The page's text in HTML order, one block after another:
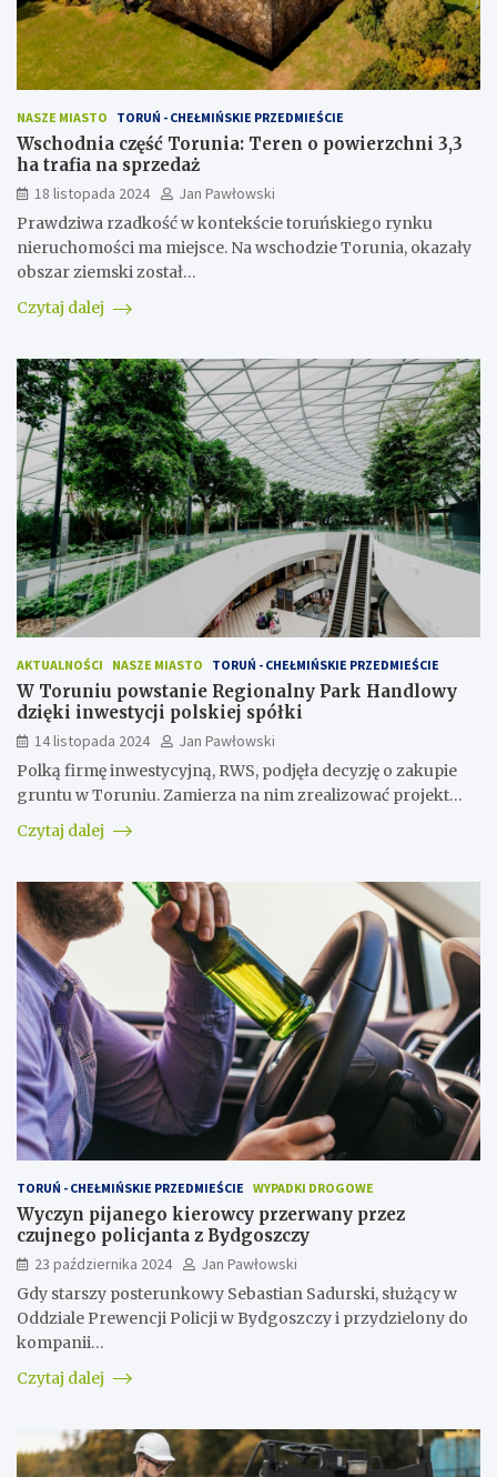
NASZE MIASTO TORUŃ - CHEŁMIŃSKIE PRZEDMIEŚCIE
Wschodnia część Torunia: Teren o powierzchni 3,3
ha trafia na sprzedaż
18 listopada 2024
Jan Pawłowski
Prawdziwa rzadkość w kontekście toruńskiego rynku
nieruchomości ma miejsce. Na wschodzie Torunia, okazały
obszar ziemski został…
Czytaj dalej
AKTUALNOŚCI NASZE MIASTO TORUŃ - CHEŁMIŃSKIE PRZEDMIEŚCIE
W Toruniu powstanie Regionalny Park Handlowy
dzięki inwestycji polskiej spółki
14 listopada 2024
Jan Pawłowski
Polką firmę inwestycyjną, RWS, podjęła decyzję o zakupie
gruntu w Toruniu. Zamierza na nim zrealizować projekt…
Czytaj dalej
TORUŃ - CHEŁMIŃSKIE PRZEDMIEŚCIE WYPADKI DROGOWE
Wyczyn pijanego kierowcy przerwany przez
czujnego policjanta z Bydgoszczy
23 października 2024
Jan Pawłowski
Gdy starszy posterunkowy Sebastian Sadurski, służący w
Oddziale Prewencji Policji w Bydgoszczy i przydzielony do
kompanii…
Czytaj dalej